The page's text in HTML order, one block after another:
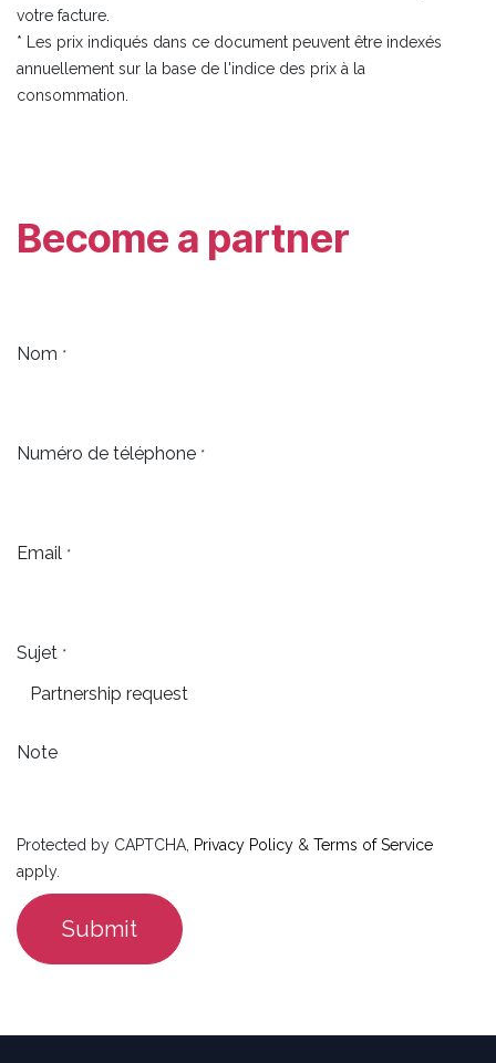
votre facture.
* Les prix indiqués dans ce document peuvent être indexés
annuellement sur la base de l'indice des prix à la
consommation.
Become a partner
Nom *
Numéro de téléphone *
Email *
Sujet *
Note
Protected by CAPTCHA, Privacy Policy & Terms of Service
apply.
Submit